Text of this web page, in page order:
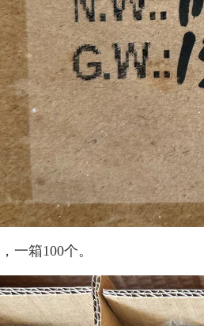
一箱100个。